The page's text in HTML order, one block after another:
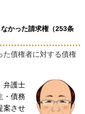
かった請求権（253条
た債権者に対する債権
弁護士
・債務
案させ